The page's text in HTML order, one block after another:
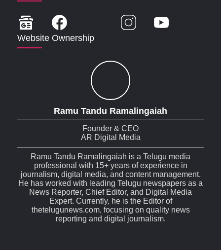
Website Ownership
Ramu Tandu Ramalingaiah
Founder & CEO
AR Digital Media
Ramu Tandu Ramalingaiah is a Telugu media
professional with 15+ years of experience in
journalism, digital media, and content management.
He has worked with leading Telugu newspapers as a
News Reporter, Chief Editor, and Digital Media
Expert. Currently, he is the Editor of
thetelugunews.com, focusing on quality news
reporting and digital journalism.